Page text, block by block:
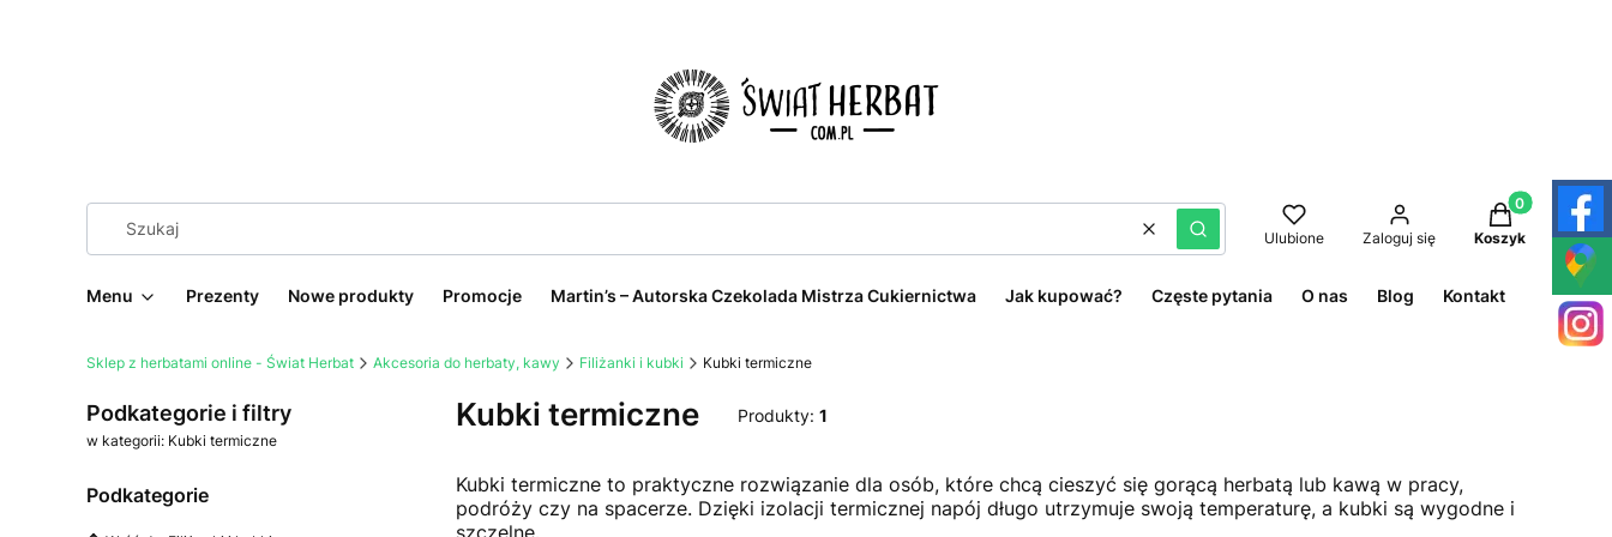
WyczyśćSzukaj Ulubione Zaloguj się
Produkty w
Koszyk
Menu Prezenty Nowe produkty Promocje Martin’s – Autorska Czekolada Mistrza Cukiernictwa Jak kupować? Częste pytania O nas Blog Kontakt
Sklep z herbatami online - Świat Herbat Akcesoria do herbaty, kawy Filiżanki i kubki Kubki termiczne
Podkategorie i filtry
w kategorii: Kubki termiczne
Podkategorie
Kubki termiczne Produkty: 1
Kubki termiczne to praktyczne rozwiązanie dla osób, które chcą cieszyć się gorącą herbatą lub kawą w pracy,
podróży czy na spacerze. Dzięki izolacji termicznej napój długo utrzymuje swoją temperaturę, a kubki są wygodne i
szczelne.